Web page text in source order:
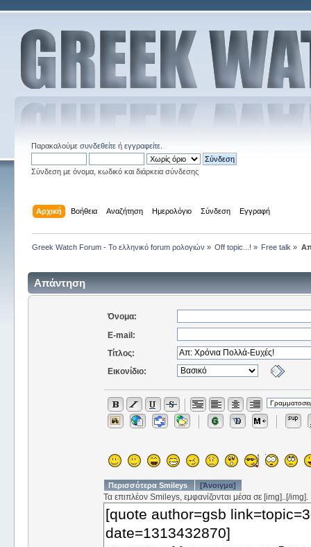
Παρακαλούμε συνδεθείτεή εγγραφείτε.
Σύνδεση με όνομα, κωδικό και διάρκεια σύνδεσης
Αρχική Βοήθεια Αναζήτηση Ημερολόγιο Σύνδεση Εγγραφή
Greek Watch Forum - Το ελληνικό forum ρολογιών » Off topic...! » Free talk »
Απάντηση
Όνομα:
E-mail:
Τίτλος:
Εικονίδιο:
Περισσότερα Smileys [Άνοιγμα]
Τα επιπλέον Smileys, εμφανίζονται μέσα σε [img]..[/img].